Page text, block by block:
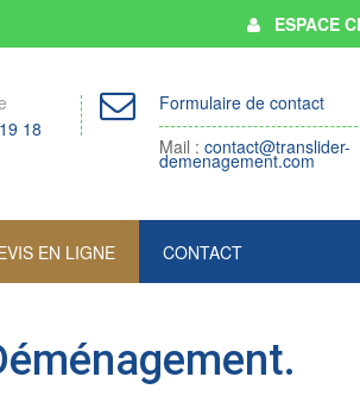
ESPACE
18
Formulaire de contact
Mail : contact@translider-
demenagement.com
EN LIGNE CONTACT